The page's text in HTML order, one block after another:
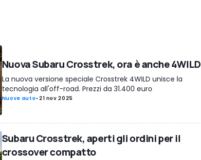
Nuova Subaru Crosstrek, ora è anche 4WILD
La nuova versione speciale Crosstrek 4WILD unisce la
tecnologia all'off-road. Prezzi da 31.400 euro
Nuove auto- 21 nov 2025
Subaru Crosstrek, aperti gli ordini per il
crossover compatto